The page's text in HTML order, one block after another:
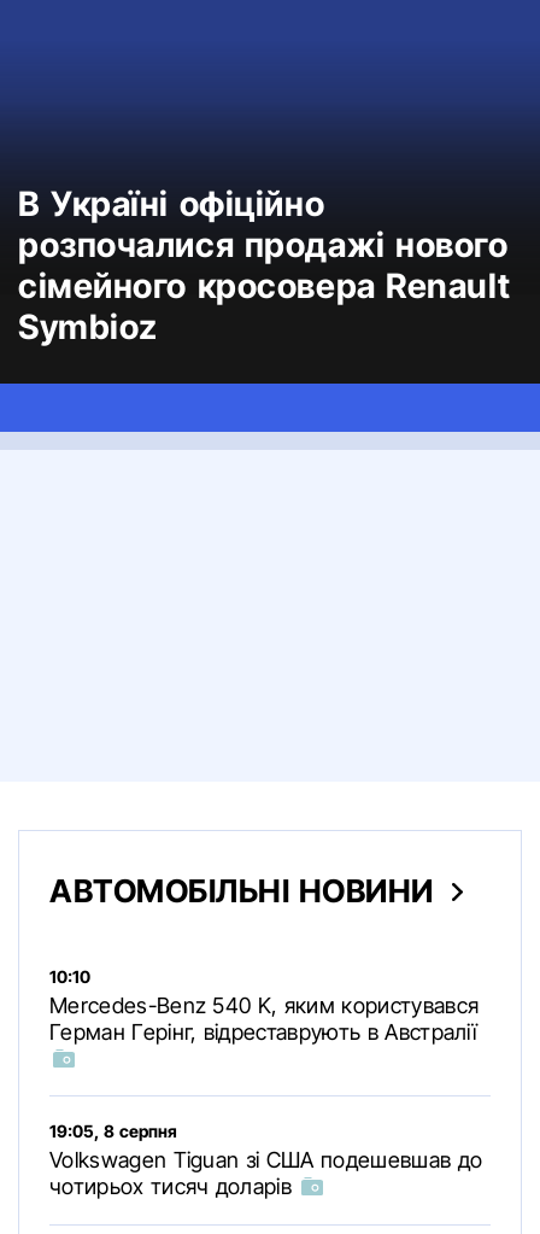
В Україні офіційно
розпочалися продажі нового
сімейного кросовера Renault
Symbioz
АВТОМОБІЛЬНІ НОВИНИ
10:10
Mercedes-Benz 540 K, яким користувався
Герман Герінг, відреставрують в Австралії
19:05, 8 серпня
Volkswagen Tiguan зі США подешевшав до
чотирьох тисяч доларів